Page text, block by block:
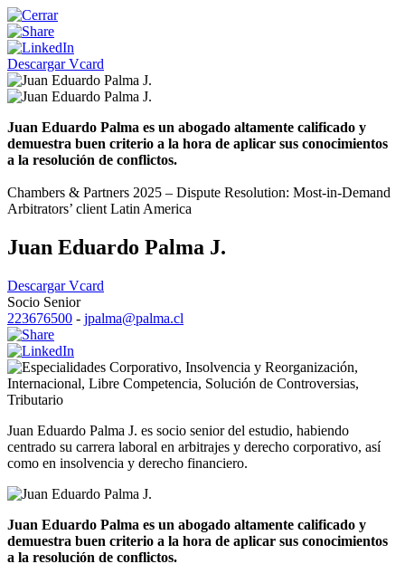
Descargar Vcard
Juan Eduardo Palma es un abogado altamente calificado y
demuestra buen criterio a la hora de aplicar sus conocimientos
a la resolución de conflictos.
Chambers & Partners 2025 – Dispute Resolution: Most-in-Demand
Arbitrators’ client Latin America
Juan Eduardo Palma J.
Descargar Vcard
Socio Senior
223676500 - jpalma@palma.cl
Corporativo, Insolvencia y Reorganización,
Internacional, Libre Competencia, Solución de Controversias,
Tributario
Juan Eduardo Palma J. es socio senior del estudio, habiendo
centrado su carrera laboral en arbitrajes y derecho corporativo, así
como en insolvencia y derecho financiero.
Juan Eduardo Palma es un abogado altamente calificado y
demuestra buen criterio a la hora de aplicar sus conocimientos
a la resolución de conflictos.